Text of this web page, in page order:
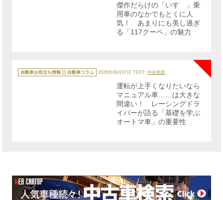
傑作だらけの「いすゞ」乗
用車のなかでもとくに人
気！ あまりにも美し過ぎ
る「117クーペ」の魅力
テ
ゴ
自動車お役立ち情報 自動車コラム 2026年08月07日 TEXT: 中谷明彦
運転が上手くなりたいなら
マニュアル車……は大きな
間違い！ レーシングドラ
イバーが語る「基礎を学ぶ
オートマ車」の重要性